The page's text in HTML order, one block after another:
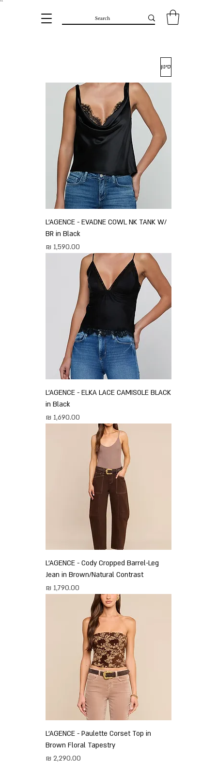
``​
סינון
L'AGENCE - EVADNE COWL NK TANK W/
BR in Black
מחיר
L'AGENCE - ELKA LACE CAMISOLE BLACK
in Black
מחיר
L'AGENCE - Cody Cropped Barrel-Leg
Jean in Brown/Natural Contrast
מחיר
L'AGENCE - Paulette Corset Top in
Brown Floral Tapestry
מחיר